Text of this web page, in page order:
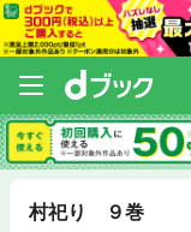
村祀り ９巻